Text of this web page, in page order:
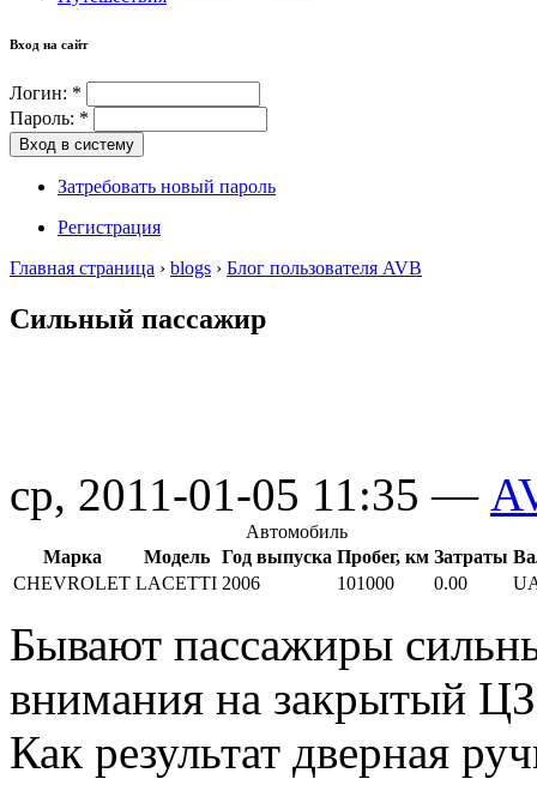
Вход на сайт
Логин: *
Пароль: *
Затребовать новый пароль
Регистрация
Главная страница › blogs › Блог пользователя AVB
Сильный пассажир
ср, 2011-01-05 11:35 —
Автомобиль
Марка
Модель Год выпуска Пробег, км Затраты
CHEVROLET LACETTI 2006 101000 0.00
Бывают пассажиры
внимания на закрытый
Как результат дверная